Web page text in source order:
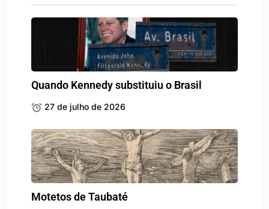
Quando Kennedy substituiu o Brasil
27 de julho de 2026
Motetos de Taubaté